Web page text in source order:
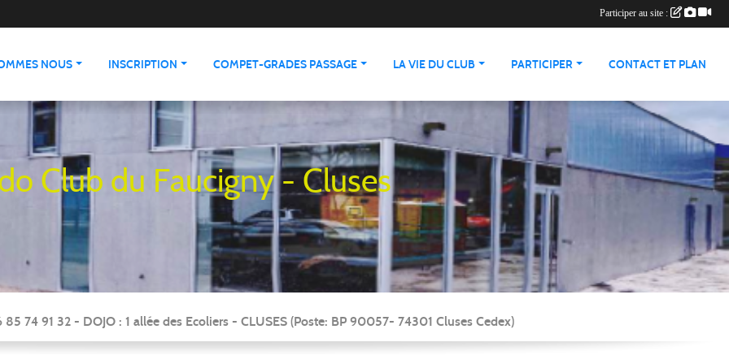
NOUS INSCRIPTION COMPET-GRADES PASSAGE LA VIE DU CLUB PARTICIPER CONTACT ET PLAN
Club du Faucigny - Cluses
74 91 32 - DOJO : 1 allée des Ecoliers - CLUSES (Poste: BP 90057- 74301 Cluses Cedex)
Participer au site :